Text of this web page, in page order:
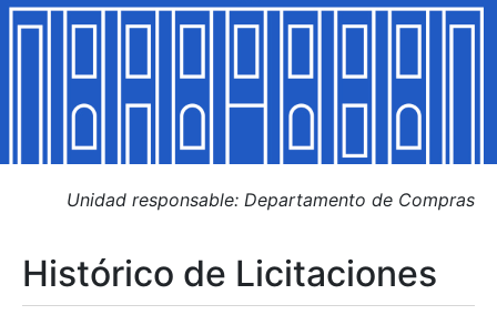
Mostrar/Ocultar
Mostrar/Ocultar
Mostrar/Ocultar
Mostrar/Ocultar
Unidad responsable: Departamento de Compras
Histórico de Licitaciones